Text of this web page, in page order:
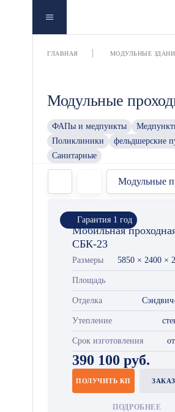
ГЛАВНАЯ МОДУЛЬНЫЕ
Модульные
ФАПы и медпункты
Поликлиники
фельдшерские
Санитарные
Модульные
Гарантия 1 год
Мобильная
СБК-23
Размеры 5850 × 2400 ×
Площадь
Отделка
Утепление
Срок изготовления
390 100 руб.
ПОЛУЧИТЬ КП
ПОДРОБНЕЕ